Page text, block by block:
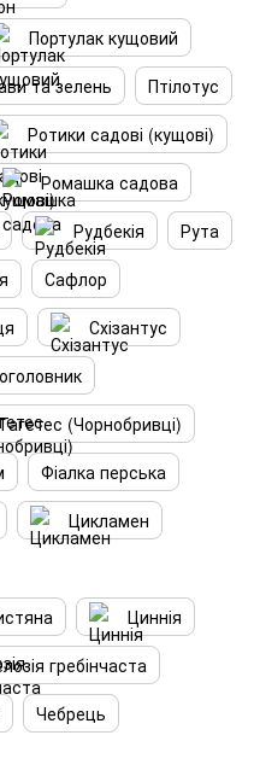
Портулак кущовий
та зелень
Птілотус
Ротики садові (кущові)
Ромашка садова
Рудбекія
Рута
Сафлор
Схізантус
(Чорнобривці)
Фіалка перська
Цикламен
Циннія
гребінчаста
Чебрець